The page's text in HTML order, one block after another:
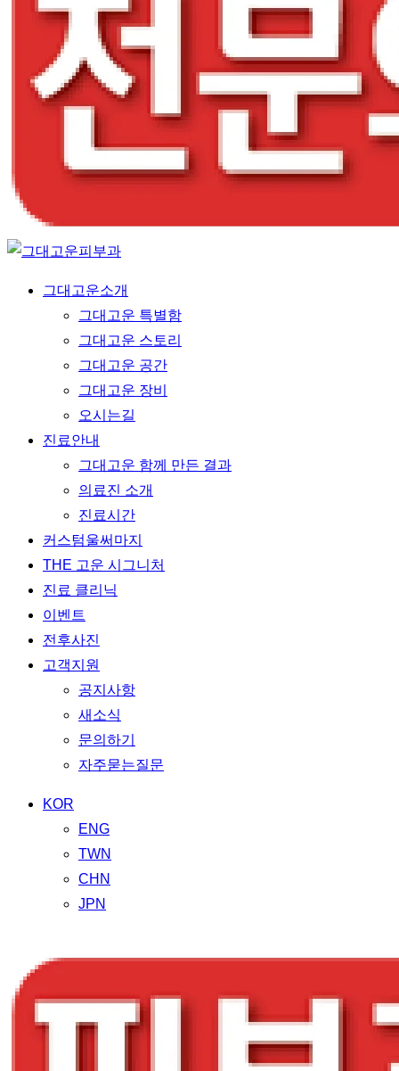
Menu
그대고운소개
그대고운 특별함
그대고운 스토리
그대고운 공간
그대고운 장비
오시는길
진료안내
그대고운 함께 만든 결과
의료진 소개
진료시간
커스텀울써마지
THE 고운 시그니처
진료 클리닉
이벤트
전후사진
고객지원
공지사항
새소식
문의하기
자주묻는질문
KOR
ENG
TWN
CHN
JPN